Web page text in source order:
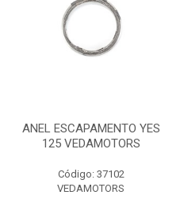
ANEL ESCAPAMENTO YES
125 VEDAMOTORS
Código: 37102
VEDAMOTORS